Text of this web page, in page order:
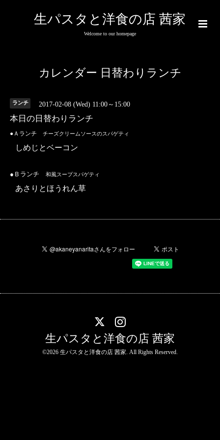
生パスタと洋食の店 茜家
Welcome to our homepage
カレンダー 日替わりランチ
ランチ 2017-02-08 (Wed) 11:00～15:00
本日の日替わりランチ
●Ａランチ チーズクリームソースのスパゲティ
しめじとベーコン
●Ｂランチ 和風スープスパゲティ
あさりとほうれん草
生パスタと洋食の店 茜家
©2026 生パスタと洋食の店 茜家. All Rights Reserved.